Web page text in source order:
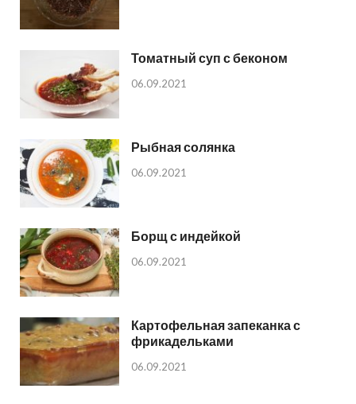
Томатный суп с беконом
06.09.2021
Рыбная солянка
06.09.2021
Борщ с индейкой
06.09.2021
Картофельная запеканка с
фрикадельками
06.09.2021